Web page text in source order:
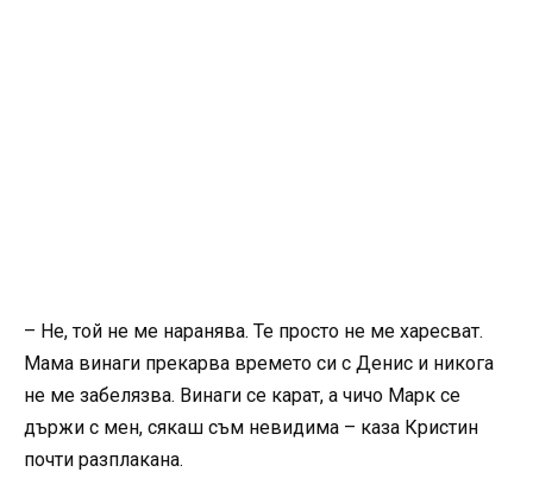
– Не, той не ме наранява. Те просто не ме харесват.
Мама винаги прекарва времето си с Денис и никога
не ме забелязва. Винаги се карат, а чичо Марк се
държи с мен, сякаш съм невидима – каза Кристин
почти разплакана.